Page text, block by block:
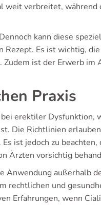
weit verbreitet, während
kann diese
Rezept. Es ist wichtig, die
ist der Erwerb im
Praxis
erektiler Dysfunktion,
Die Richtlinien
ist jedoch zu beachten,
Ärzten vorsichtig
Anwendung außerhalb
rechtlichen und
Erfahrungen, wenn